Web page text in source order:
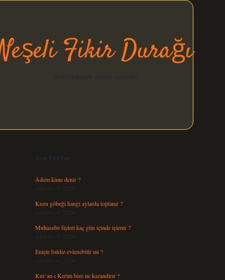
Fikir Durağı
Son Yazılar
Âdem kime denir ?
Ağustos 9, 2026
Kuzu göbeği hangi aylarda toplanır ?
Ağustos 8, 2026
Muhasebe fişleri kaç gün içinde işlenir ?
Ağustos 8, 2026
Enişte baldız evlenebilir mi ?
Ağustos 6, 2026
Kur’an-ı Kerim bize ne kazandırır ?